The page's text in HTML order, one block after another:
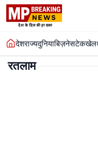
देशराज्यदुनियाबिज़नेसटेकखेल
रतलाम